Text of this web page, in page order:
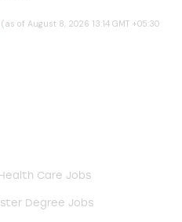
(as of August 8, 2026 13:14 GMT +05:30
Care Jobs
Degree Jobs